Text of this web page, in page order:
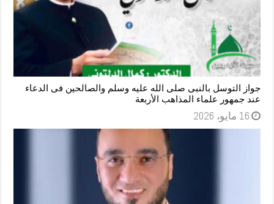
جواز التوسل بالنبى صلى الله عليه وسلم والصالحين فى الدعاء
عند جمهور علماء المذاهب الأربعة
16 مايو، 2026